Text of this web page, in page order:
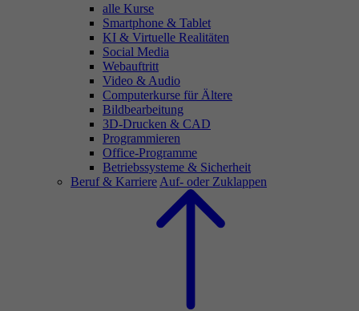
alle Kurse
Smartphone & Tablet
KI & Virtuelle Realitäten
Social Media
Webauftritt
Video & Audio
Computerkurse für Ältere
Bildbearbeitung
3D-Drucken & CAD
Programmieren
Office-Programme
Betriebssysteme & Sicherheit
Beruf & Karriere Auf- oder Zuklappen